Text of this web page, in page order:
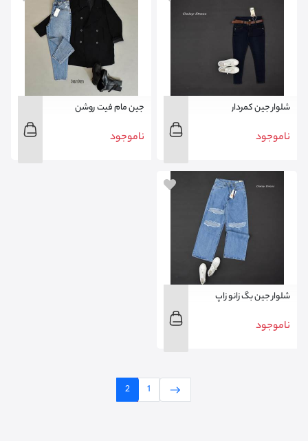
شلوار جین کمردار
ناموجود
جین مام فیت روشن
ناموجود
شلوار جین بگ زانو زاپ
ناموجود
1
2